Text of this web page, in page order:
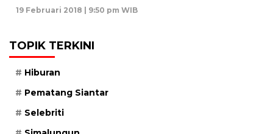
19 Februari 2018 | 9:50 pm WIB
TOPIK TERKINI
Hiburan
Pematang Siantar
Selebriti